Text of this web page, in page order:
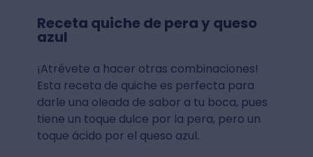
Receta quiche de pera y queso
azul
¡Atrévete a hacer otras combinaciones!
Esta receta de quiche es perfecta para
darle una oleada de sabor a tu boca, pues
tiene un toque dulce por la pera, pero un
toque ácido por el queso azul.